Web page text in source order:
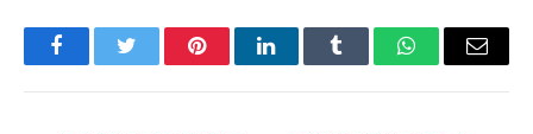
FacebookTwitter PinterestLinkedInTumblr WhatsApp
E-